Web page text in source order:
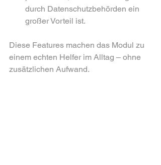
durch Datenschutzbehörden ein
großer Vorteil ist.
Diese Features machen das Modul zu
einem echten Helfer im Alltag – ohne
zusätzlichen Aufwand.